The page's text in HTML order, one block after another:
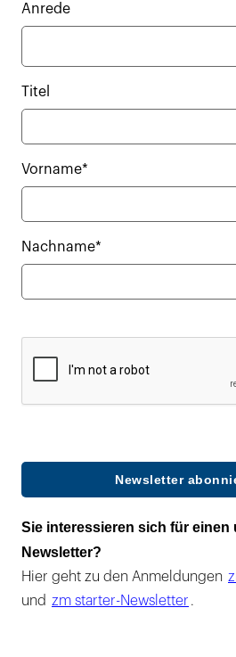
Anrede
Titel
Vorname*
Nachname*
Newsletter
Sie interessieren sich für einen
Newsletter?
Hier geht zu den Anmeldungen
und zm starter-Newsletter .